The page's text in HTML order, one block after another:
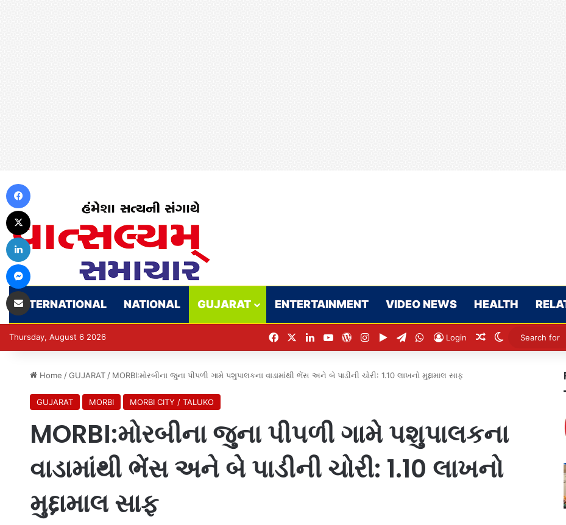
INTERNATIONAL NATIONAL GUJARAT ENTERTAINMENT VIDEO NEWS HEALTH
Thursday, August 6 2026 FacebookLinkedInYouTubeWordPress
Instagram
Google Play
TelegramWhatsApp
Login Random Article
Switch skin
Home / GUJARAT / MORBI:મોરબીના જુના પીપળી ગામે પશુપાલકના વાડામાંથી ભેંસ અને બે પાડીની ચોરી: 1.10 લાખનો મુદ્દામાલ સાફ
GUJARAT MORBI MORBI CITY / TALUKO
MORBI:મોરબીના જુના પીપળી ગામે પશુપાલકના
વાડામાંથી ભેંસ અને બે પાડીની ચોરી: 1.10 લાખનો
મુદ્દામાલ સાફ
LinkedIn